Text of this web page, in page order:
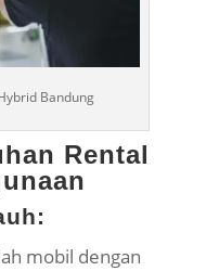
Bandung
Rental
mobil dengan